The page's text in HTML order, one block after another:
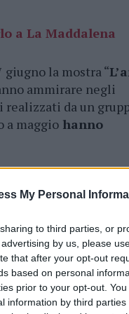
My Personal
to third parties, or
by us, please
that after your opt-out
based on personal
prior to your opt-out.
information by third parties
a La Maddalena
la mostra “
ammirare negli
da un
a maggio hanno
Arti di Roma e ha
d’arte. Esperta
artistico dedicato alla
nato otto anni fa e
grazie alla
ha concesso l’uso
un certo senso